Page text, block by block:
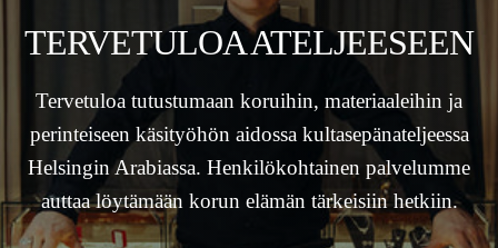
TERVETULOA ATELJEESEEN
Tervetuloa tutustumaan koruihin, materiaaleihin ja
perinteiseen käsityöhön aidossa kultasepänateljeessa
Helsingin Arabiassa. Henkilökohtainen palvelumme
auttaa löytämään korun elämän tärkeisiin hetkiin.